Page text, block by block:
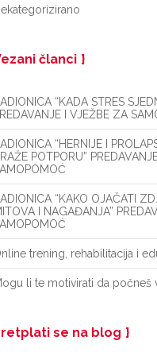
članci
“KADA STRES
I VJEŽBE ZA
“HERNIJE I
POTPORU”
“KAKO OJAČATI
I NAGAĐANJA”
trening, rehabilitacija i
li te motivirati da počneš
se na blog